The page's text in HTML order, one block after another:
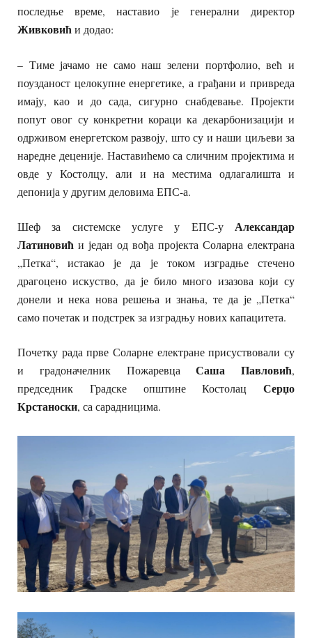
последње време, наставио је генерални директор
Живковићи додао:
– Тиме јачамо не само наш зелени портфолио, већ и
поузданост целокупне енергетике, а грађани и привреда
имају, као и до сада, сигурно снабдевање. Пројекти
попут овог су конкретни кораци ка декарбонизацији и
одрживом енергетском развоју, што су и наши циљеви за
наредне деценије. Наставићемо са сличним пројектима и
овде у Костолцу, али и на местима одлагалишта и
депонија у другим деловима ЕПС-а.
Шеф за системске услуге у ЕПС-у Александар
Латиновић и један од вођа пројекта Соларна електрана
„Петка“, истакао је да је током изградње стечено
драгоцено искуство, да је било много изазова који су
донели и нека нова решења и знања, те да је „Петка“
само почетак и подстрек за изградњу нових капацитета.
Почетку рада прве Соларне електране присуствовали су
и градоначелник ПожаревцаСаша Павловић,
председник Градске општине Костолац Серџо
Крстаноски, са сарадницима.